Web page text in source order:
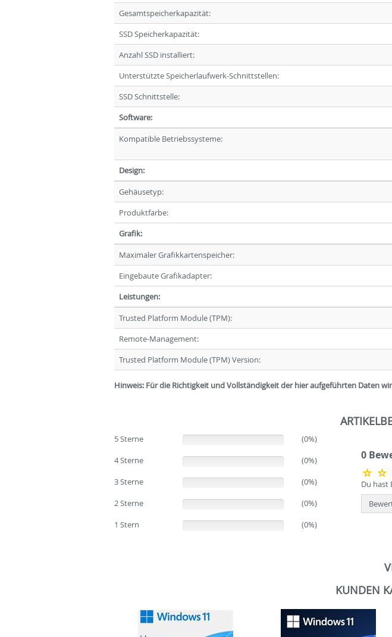
Gesamtspeicherkapazität:
SSD Speicherkapazität:
Anzahl SSD installiert:
Unterstützte Speicherlaufwerk-Schnittstellen:
SSD Schnittstelle:
Software:
Kompatible Betriebssysteme:
Design:
Gehäusetyp:
Produktfarbe:
Grafik:
Maximaler Grafikkartenspeicher:
Eingebaute Grafikadapter:
Leistungen:
Trusted Platform Module (TPM):
Remote-Management:
Trusted Platform Module (TPM) Version:
Hinweis: Für die Richtigkeit und Vollständigkeit der hier aufgeführten Daten
5 Sterne
(0%)
4 Sterne
(0%)
3 Sterne
(0%)
2 Sterne
(0%)
1 Stern
(0%)
0
Du hast
KUNDEN